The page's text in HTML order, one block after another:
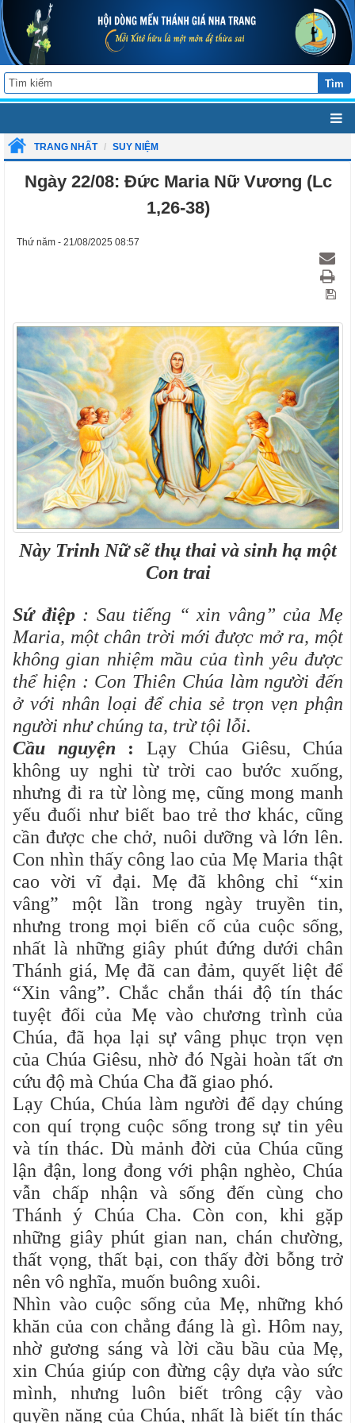
Tìm
TRANG NHẤT SUY NIỆM
Ngày 22/08: Đức Maria Nữ Vương (Lc
1,26-38)
Thứ năm - 21/08/2025 08:57
Này Trinh Nữ sẽ thụ thai và sinh hạ một
Con trai
Sứ điệp: Sau tiếng “ xin vâng” của Mẹ
Maria, một chân trời mới được mở ra, một
không gian nhiệm mầu của tình yêu được
thể hiện : Con Thiên Chúa làm người đến
ở với nhân loại để chia sẻ trọn vẹn phận
người như chúng ta, trừ tội lỗi.
Cầu nguyện : Lạy Chúa Giêsu, Chúa
không uy nghi từ trời cao bước xuống,
nhưng đi ra từ lòng mẹ, cũng mong manh
yếu đuối như biết bao trẻ thơ khác, cũng
cần được che chở, nuôi dưỡng và lớn lên.
Con nhìn thấy công lao của Mẹ Maria thật
cao vời vĩ đại. Mẹ đã không chỉ “xin
vâng” một lần trong ngày truyền tin,
nhưng trong mọi biến cố của cuộc sống,
nhất là những giây phút đứng dưới chân
Thánh giá, Mẹ đã can đảm, quyết liệt để
“Xin vâng”. Chắc chắn thái độ tín thác
tuyệt đối của Mẹ vào chương trình của
Chúa, đã họa lại sự vâng phục trọn vẹn
của Chúa Giêsu, nhờ đó Ngài hoàn tất ơn
cứu độ mà Chúa Cha đã giao phó.
Lạy Chúa, Chúa làm người để dạy chúng
con quí trọng cuộc sống trong sự tin yêu
và tín thác. Dù mảnh đời của Chúa cũng
lận đận, long đong với phận nghèo, Chúa
vẫn chấp nhận và sống đến cùng cho
Thánh ý Chúa Cha. Còn con, khi gặp
những giây phút gian nan, chán chường,
thất vọng, thất bại, con thấy đời bỗng trở
nên vô nghĩa, muốn buông xuôi.
Nhìn vào cuộc sống của Mẹ, những khó
khăn của con chẳng đáng là gì. Hôm nay,
nhờ gương sáng và lời cầu bầu của Mẹ,
xin Chúa giúp con đừng cậy dựa vào sức
mình, nhưng luôn biết trông cậy vào
quyền năng của Chúa, nhất là biết tín thác